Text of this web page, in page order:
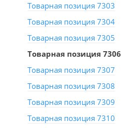
Товарная позиция 7303
Товарная позиция 7304
Товарная позиция 7305
Товарная позиция 7306
Товарная позиция 7307
Товарная позиция 7308
Товарная позиция 7309
Товарная позиция 7310